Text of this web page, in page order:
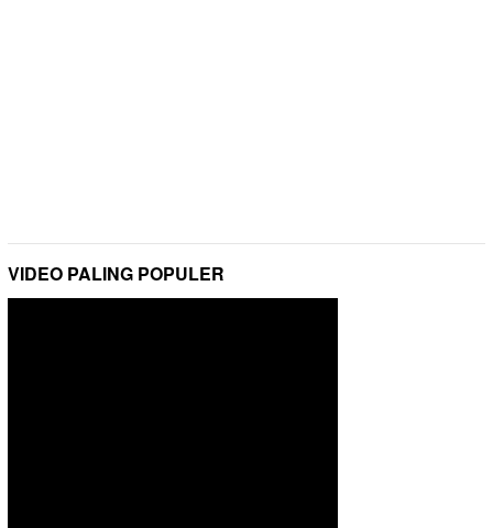
VIDEO PALING POPULER